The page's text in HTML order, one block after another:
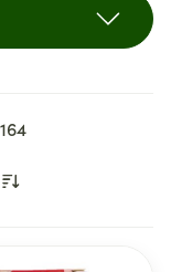
164